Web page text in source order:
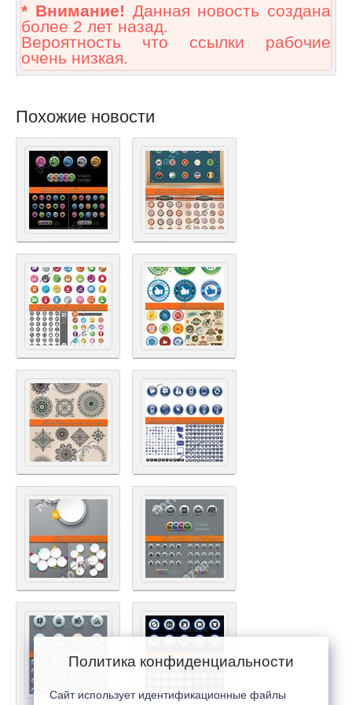
* Внимание! Данная новость создана
более 2 лет назад.
Вероятность что ссылки рабочие
очень низкая.
Похожие новости
Политика конфиденциальности
Сайт использует идентификационные файлы